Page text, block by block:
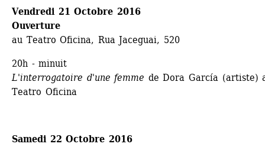
Vendredi 21 Octobre 2016
Ouverture
au Teatro Oficina, Rua Jaceguai, 520
20h - minuit
L'interrogatoire d'une femme de Dora García (artiste)
Teatro Oficina
Samedi 22 Octobre 2016